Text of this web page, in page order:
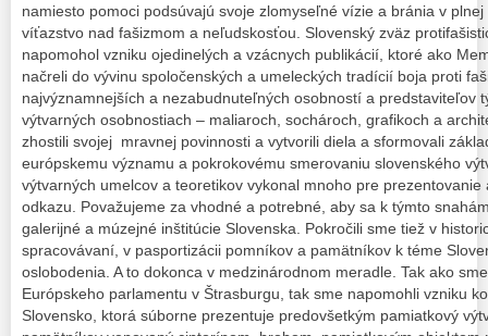
namiesto pomoci podsúvajú svoje zlomyseľné vízie a bránia v
víťazstvo nad fašizmom a neľudskosťou. Slovenský zväz
napomohol vzniku ojedinelých a vzácnych publikácií, ktoré ako
načreli do vývinu spoločenských a umeleckých tradícií boja proti
najvýznamnejších a nezabudnuteľných osobností a predstaviteľov
výtvarných osobnostiach – maliaroch, sochároch, grafikoch a
zhostili svojej mravnej povinnosti a vytvorili diela a sformovali
európskemu významu a pokrokovému smerovaniu slovenského
výtvarných umelcov a teoretikov vykonal mnoho pre
odkazu. Považujeme za vhodné a potrebné, aby sa k týmto
galerijné a múzejné inštitúcie Slovenska. Pokročili sme tiež v
spracovávaní, v pasportizácii pomníkov a pamätníkov k téme
oslobodenia. A to dokonca v medzinárodnom meradle. Tak ako
Európskeho parlamentu v Štrasburgu, tak sme napomohli vzniku
Slovensko, ktorá súborne prezentuje predovšetkým pamiatkový